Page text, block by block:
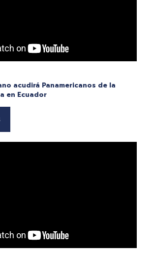
acudirá Panamericanos de la
en Ecuador